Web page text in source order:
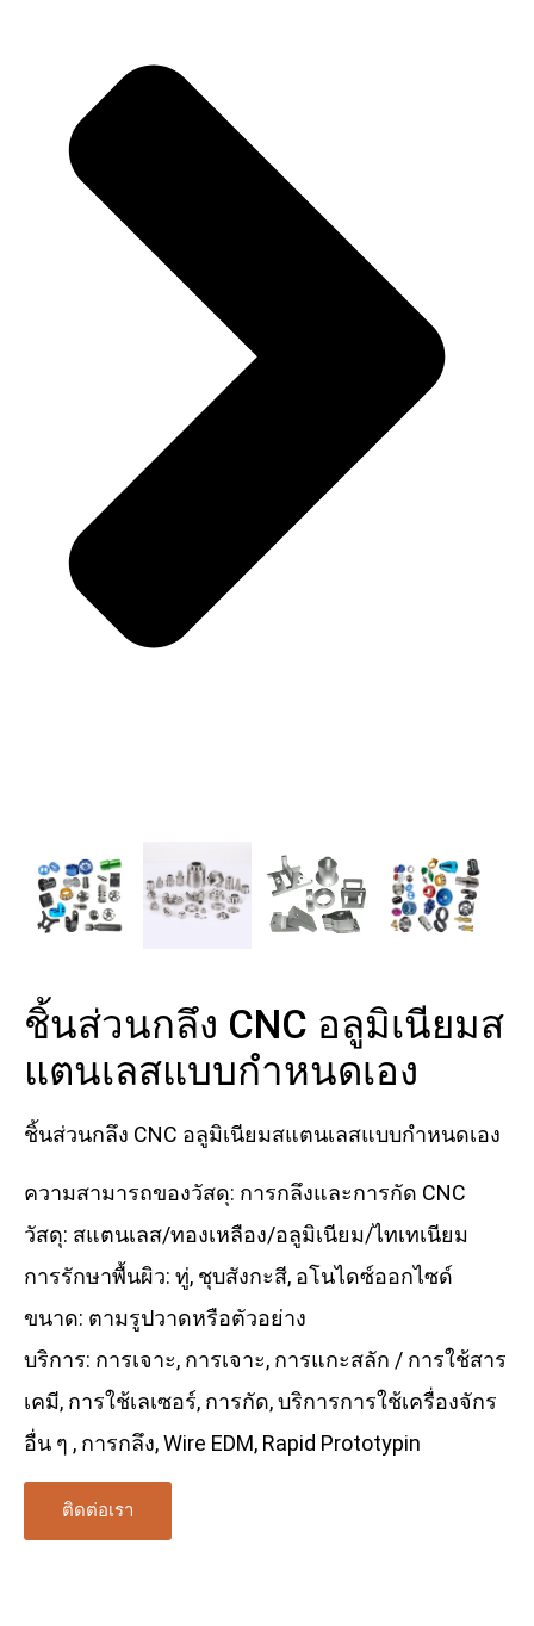
ชิ้นส่วนกลึง CNC อลูมิเนียมส
แตนเลสแบบกำหนดเอง
ชิ้นส่วนกลึง CNC อลูมิเนียมสแตนเลสแบบกำหนดเอง
ความสามารถของวัสดุ: การกลึงและการกัด CNC
วัสดุ: สแตนเลส/ทองเหลือง/อลูมิเนียม/ไทเทเนียม
การรักษาพื้นผิว: ทู่, ชุบสังกะสี, อโนไดซ์ออกไซด์
ขนาด: ตามรูปวาดหรือตัวอย่าง
บริการ: การเจาะ, การเจาะ, การแกะสลัก / การใช้สาร
เคมี, การใช้เลเซอร์, การกัด, บริการการใช้เครื่องจักร
อื่น ๆ , การกลึง, Wire EDM, Rapid Prototypin
ติดต่อเรา